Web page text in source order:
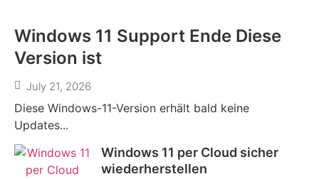
Windows 11 Support Ende Diese
Version ist
July 21, 2026
Diese Windows-11-Version erhält bald keine
Updates...
Windows 11 per Cloud sicher
wiederherstellen